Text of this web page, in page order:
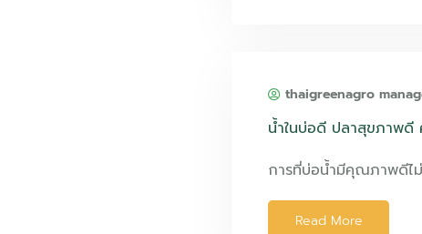
thaigreenagro
น้ำในบ่อดี ปลาสุขภาพดี
การที่บ่อน้ำมีคุณภาพดีไ
Read More